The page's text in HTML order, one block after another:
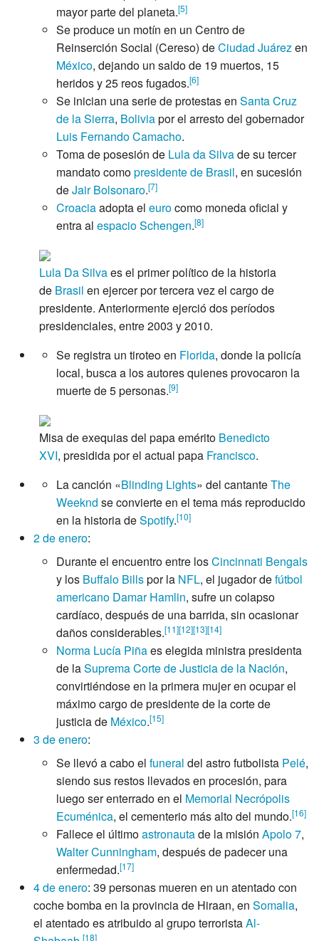
mayor parte del planeta.[5]
Se produce un motín en un Centro de
Reinserción Social (Cereso) deCiudad Juárez en
México, dejando un saldo de 19 muertos, 15
heridos y 25 reos fugados.[6]
Se inician una serie de protestas en Santa Cruz
de la Sierra, Boliviapor el arresto del gobernador
Luis Fernando Camacho.
Toma de posesión de Lula da Silvade su tercer
mandato comopresidente de Brasil, en sucesión
deJair Bolsonaro.[7]
Croaciaadopta el eurocomo moneda oficial y
entra al espacio Schengen.[8]
Lula Da Silvaes el primer político de la historia
de Brasil en ejercer por tercera vez el cargo de
presidente. Anteriormente ejerció dos períodos
presidenciales, entre 2003 y 2010.
Se registra un tiroteo en Florida, donde la policía
local, busca a los autores quienes provocaron la
muerte de 5 personas.[9]
Misa de exequias del papa emérito Benedicto
XVI, presidida por el actual papa Francisco.
La canción «Blinding Lights» del cantanteThe
Weeknd se convierte en el tema más reproducido
en la historia deSpotify.[10]
2 de enero:
Durante el encuentro entre losCincinnati Bengals
y los Buffalo Billspor la NFL, el jugador defútbol
americano Damar Hamlin, sufre un colapso
cardíaco, después de una barrida, sin ocasionar
daños considerables.[11][12][13][14]
Norma Lucía Piñaes elegida ministra presidenta
de laSuprema Corte de Justicia de la Nación,
convirtiéndose en la primera mujer en ocupar el
máximo cargo de presidente de la corte de
justicia de México.[15]
3 de enero:
Se llevó a cabo el funeral del astro futbolista Pelé,
siendo sus restos llevados en procesión, para
luego ser enterrado en el Memorial Necrópolis
Ecuménica, el cementerio más alto del mundo.[16]
Fallece el últimoastronautade la misión Apolo 7,
Walter Cunningham, después de padecer una
enfermedad.[17]
4 de enero: 39 personas mueren en un atentado con
coche bomba en la provincia de Hiraan, en Somalia,
el atentado es atribuido al grupo terroristaAl-
[18]